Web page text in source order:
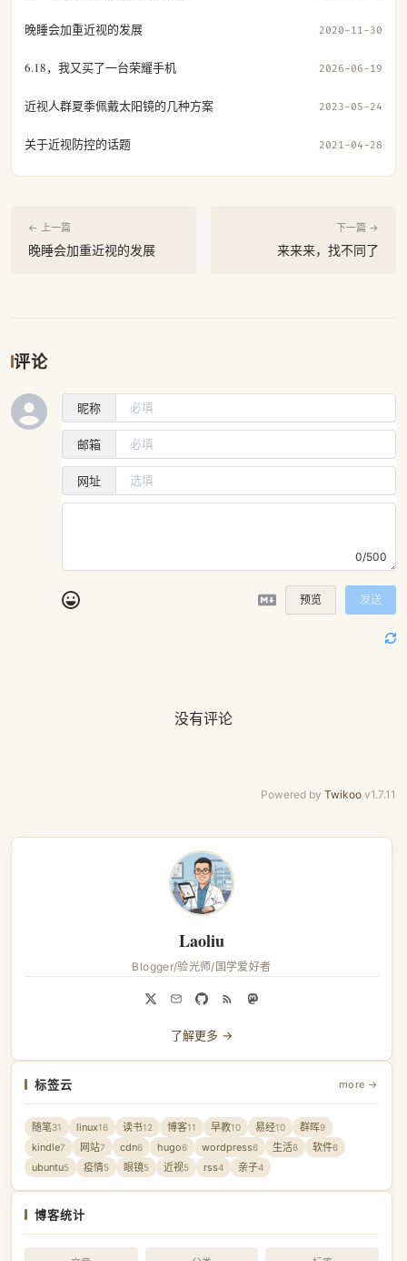
晚睡会加重近视的发展 2020-11-30
6.18，我又买了一台荣耀手机 2026-06-19
近视人群夏季佩戴太阳镜的几种方案 2023-05-24
关于近视防控的话题 2021-04-28
← 上一篇
晚睡会加重近视的发展
下一篇 →
来来来，找不同了
评论
昵称
邮箱
网址
0/500
预览 发送
没有评论
Powered by Twikoo v1.7.11
Laoliu
Blogger/验光师/国学爱好者
了解更多 →
标签云 more →
随笔31 linux16 读书12 博客11 早教10 易经10 群晖9
kindle7 网站7 cdn6 hugo6 wordpress6 生活6 软件6
ubuntu5 疫情5 眼镜5 近视5 rss4 亲子4
博客统计